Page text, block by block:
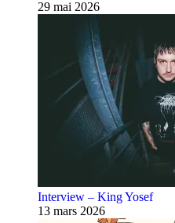
29 mai 2026
Interview – King Yosef
13 mars 2026